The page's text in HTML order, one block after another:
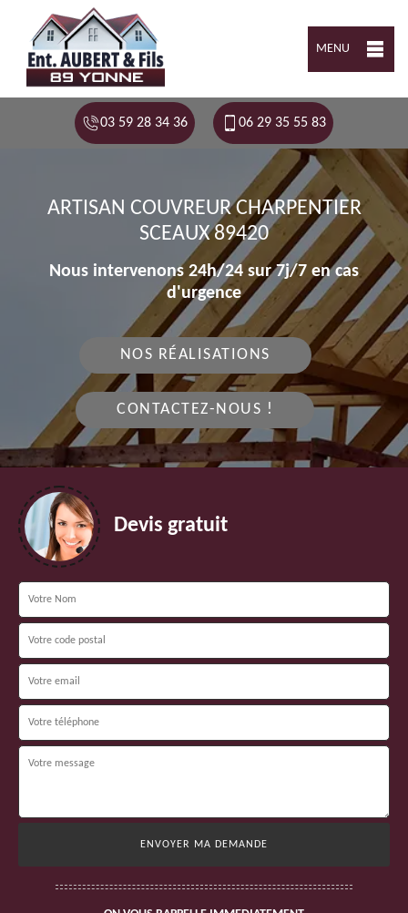
MENU
03 59 28 34 36 06 29 35 55 83
ARTISAN COUVREUR CHARPENTIER
SCEAUX 89420
Nous intervenons 24h/24 sur 7j/7 en cas
d'urgence
NOS RÉALISATIONS
CONTACTEZ-NOUS !
Devis gratuit